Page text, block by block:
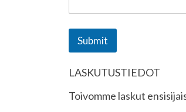
Submit
LASKUTUSTIEDOT
Toivomme laskut